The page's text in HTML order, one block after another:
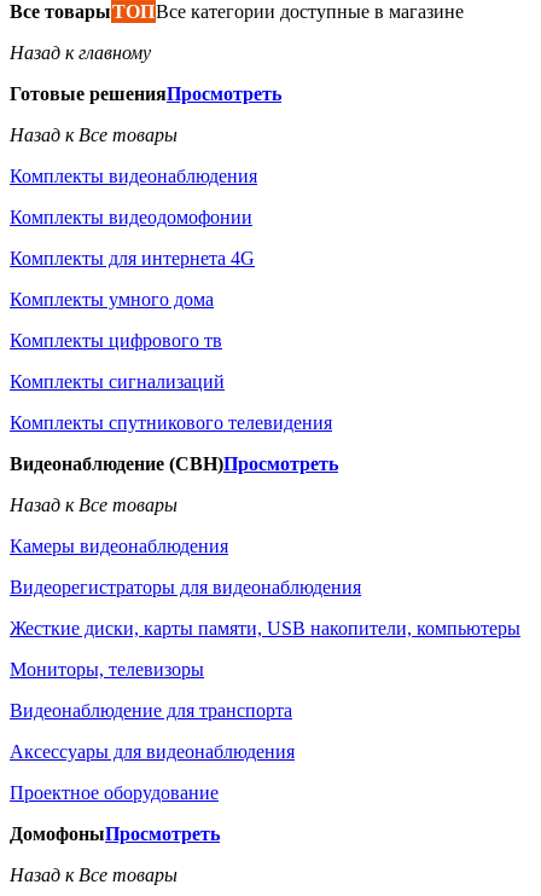
Все товарыТОПВсе категории доступные в магазине
Назад к главному
Готовые решенияПросмотреть
Назад к Все товары
Комплекты видеонаблюдения
Комплекты видеодомофонии
Комплекты для интернета 4G
Комплекты умного дома
Комплекты цифрового тв
Комплекты сигнализаций
Комплекты спутникового телевидения
Видеонаблюдение (СВН)Просмотреть
Назад к Все товары
Камеры видеонаблюдения
Видеорегистраторы для видеонаблюдения
Жесткие диски, карты памяти, USB накопители, компьютеры
Мониторы, телевизоры
Видеонаблюдение для транспорта
Аксессуары для видеонаблюдения
Проектное оборудование
ДомофоныПросмотреть
Назад к Все товары